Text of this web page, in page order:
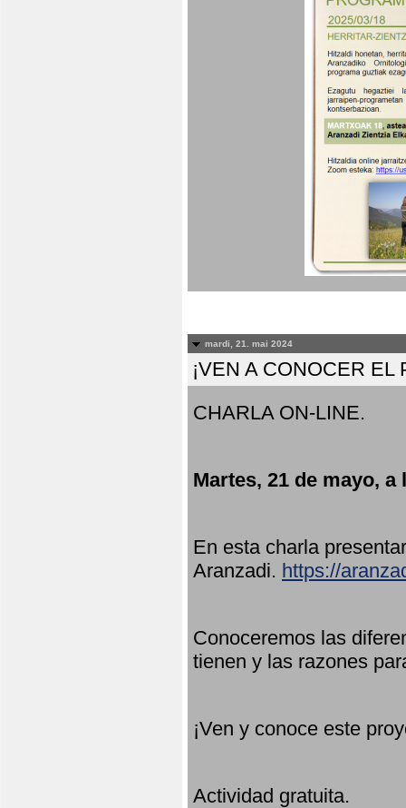
mardi, 21. mai 2024
¡VEN A CONOCER
CHARLA ON-LINE.
Martes, 21 de mayo, a
En esta charla
Aranzadi. https://
Conoceremos las
tienen y las razones
¡Ven y conoce este
Actividad gratuita.